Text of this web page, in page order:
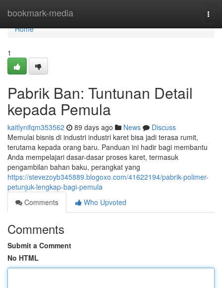
bookmark-media
Home
Home
1
Pabrik Ban: Tuntunan Detail
kepada Pemula
kaitlynifqm353562 89 days ago News
Discuss
Memulai bisnis di industri industri karet bisa jadi terasa rumit,
terutama kepada orang baru. Panduan ini hadir bagi membantu
Anda mempelajari dasar-dasar proses karet, termasuk
pengambilan bahan baku, perangkat yang
https://stevezoyb345889.blogoxo.com/41622194/pabrik-polimer-
petunjuk-lengkap-bagi-pemula
Comments
Who Upvoted
Comments
Submit a Comment
No HTML